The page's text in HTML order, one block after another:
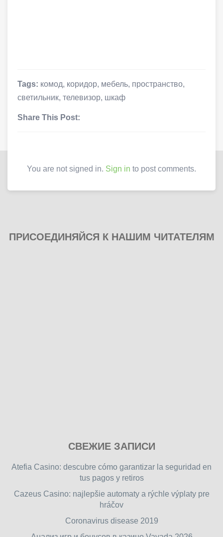
Tags: комод, коридор, мебель, пространство,
светильник, телевизор, шкаф
Share This Post:
You are not signed in. Sign in to post comments.
ПРИСОЕДИНЯЙСЯ К НАШИМ ЧИТАТЕЛЯМ
free
games
СВЕЖИЕ ЗАПИСИ
Atefia Casino: descubre cómo garantizar la seguridad en
tus pagos y retiros
Cazeus Casino: najlepšie automaty a rýchle výplaty pre
hráčov
Coronavirus disease 2019